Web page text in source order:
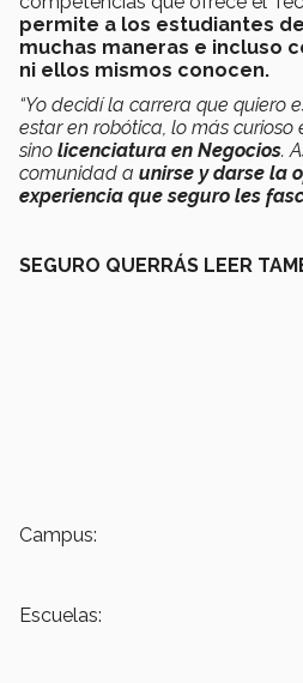
permite a los estudiantes
muchas maneras e incluso
ni ellos mismos conocen.
“Yo decidí la carrera que quiero
estar en robótica, lo más curioso
sino licenciatura en Negocios.
comunidad a unirse y darse la
experiencia que seguro les
SEGURO QUERRÁS LEER
Campus:
Escuelas: